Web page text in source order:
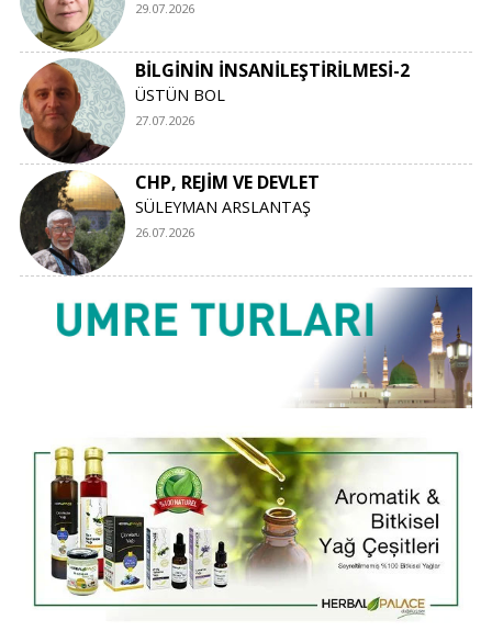
29.07.2026
BİLGİNİN İNSANİLEŞTİRİLMESİ-2
ÜSTÜN BOL
27.07.2026
CHP, REJİM VE DEVLET
SÜLEYMAN ARSLANTAŞ
26.07.2026